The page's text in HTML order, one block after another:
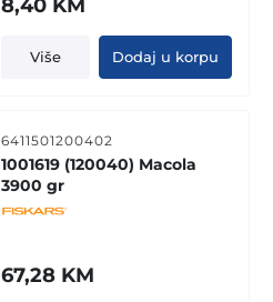
8,40 KM
Više Dodaj u korpu
6411501200402
1001619 (120040) Macola
3900 gr
67,28 KM